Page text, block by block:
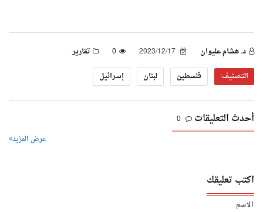
د. هشام عليوان 0
تقارير
التصنيف:
فلسطين لبنان إسرائيل
أحدث التعليقات 0
عرض المزيد
اكتب تعليقك
الاسم